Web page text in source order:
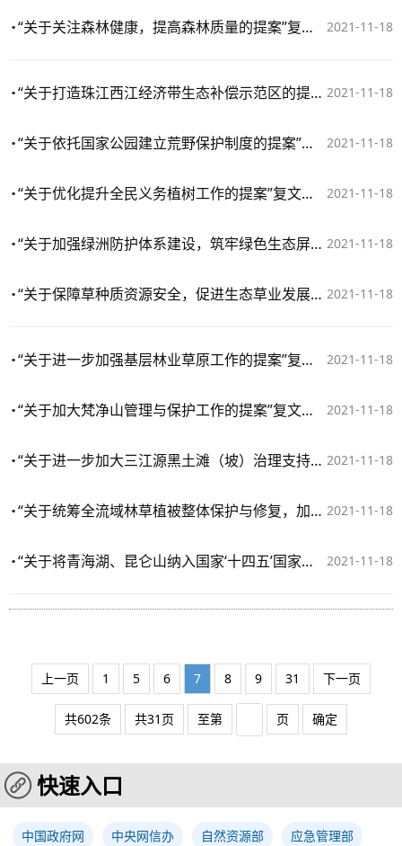
2021-11-18
“关于关注森林健康，提高森林质量的提案”复文（2021年第1964号（农业水利类322号））
2021-11-18
“关于打造珠江西江经济带生态补偿示范区的提案”复文（2021年第1928号（资源环境215号））
2021-11-18
“关于依托国家公园建立荒野保护制度的提案”复文（2021年第1790号（资源环境类197号））
2021-11-18
“关于优化提升全民义务植树工作的提案”复文（2021年第1455号（农业水利类209号））
2021-11-18
“关于加强绿洲防护体系建设，筑牢绿色生态屏障的提案”复文（2021年第1368号（资源环境类155号））
2021-11-18
“关于保障草种质资源安全，促进生态草业发展的提案”复文（2021年第1256号（农业水利类166号））
2021-11-18
“关于进一步加强基层林业草原工作的提案”复文（2021年第1125号（农业水利类136号））
2021-11-18
“关于加大梵净山管理与保护工作的提案”复文（2021年第1111号（资源环境类121号））
2021-11-18
“关于进一步加大三江源黑土滩（坡）治理支持力度的提案”复文（2021年第4872号（资源环境类205号））
2021-11-18
“关于统筹全流域林草植被整体保护与修复，加强黄河流域生态保护的提案”复文（2021年第4856号（资源环境类206号））
2021-11-18
“关于将青海湖、昆仑山纳入国家‘十四五’国家公园规划的提案”复文（2021年第4757号（资源环境类204号））
上一页 1 5 6 7 8 9 31 下一页
共602条 共31页 至第 页 确定
快速入口
中国政府网 中央网信办 自然资源部 应急管理部